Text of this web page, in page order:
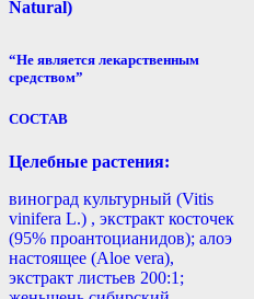
Natural)
“Не является лекарственным
средством”
СОСТАВ
Целебные растения:
виноград культурный (Vitis
vinifera L.) , экстракт косточек
(95% проантоцианидов); алоэ
настоящее (Aloe vera),
экстракт листьев 200:1;